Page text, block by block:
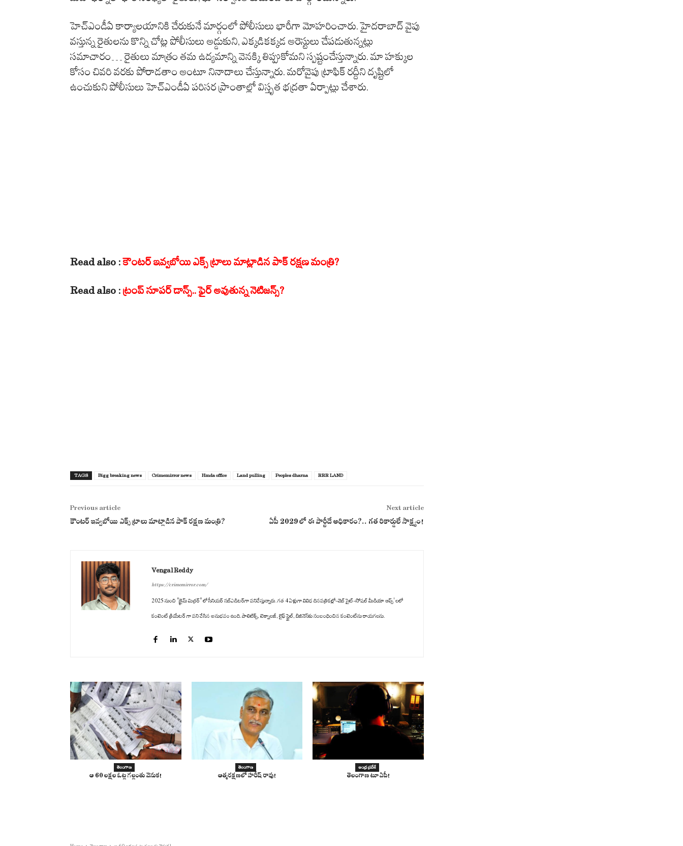
హెచ్ఎండీఏ కార్యాలయానికి చేరుకునే మార్గంలో పోలీసులు భారీగా మోహరించారు. హైదరాబాద్ వైపు
వస్తున్న రైతులను కొన్ని చోట్ల పోలీసులు అడ్డుకుని, ఎక్కడికక్కడ అరెస్టులు చేపడుతున్నట్లు
సమాచారం… రైతులు మాత్రం తమ ఉద్యమాన్ని వెనక్కి తిప్పుకోమని స్పష్టంచేస్తున్నారు. మా హక్కుల
కోసం చివరి వరకు పోరాడతాం అంటూ నినాదాలు చేస్తున్నారు. మరోవైపు ట్రాఫిక్ రద్దీని దృష్టిలో
ఉంచుకుని పోలీసులు హెచ్ఎండీఏ పరిసర ప్రాంతాల్లో విస్తృత భద్రతా ఏర్పాట్లు చేశారు.
Read also :కౌంటర్ ఇవ్వబోయి ఎక్స్ ట్రాలు మాట్లాడిన పాక్ రక్షణ మంత్రి?
Read also : ట్రంప్ సూపర్ డాన్స్.. ఫైర్ అవుతున్న నెటిజన్స్?
TAGS Bigg breaking news Crimemirror news Hmda office Land pulling Peoples dharna RRR LAND
Previous article
కౌంటర్ ఇవ్వబోయి ఎక్స్ ట్రాలు మాట్లాడిన పాక్ రక్షణ మంత్రి?
Next article
ఏపీ 2029 లో ఈ పార్టీదే అధికారం?.. గత రికార్డులే సాక్ష్యం!
Vengal Reddy
https://crimemirror.com/
2025 నుంచి "క్రైమ్ మిర్రర్" లో సీనియర్ సబ్‌ఎడిటర్‌గా పనిచేస్తున్నారు. గత 4 ఏళ్లుగా వివిధ దినపత్రికల్లో-వెబ్ సైట్-సోషల్ మీడియా ఆప్స్' లలో
కంటెంట్ క్రియేటర్ గా పని చేసిన అనుభవం ఉంది. పాలిటిక్స్‌, టెక్నాలజీ, లైఫ్‌ స్టైల్‌, బిజినెస్‌కు సంబంధించిన కంటెంట్‌ను రాయగలను.
తెలంగాణ
ఆ 60 లక్షల ఓట్ల గల్లంతు వెనుక!
తెలంగాణ
ఆత్మరక్షణలో హరీష్ రావు!
ఆంధ్ర ప్రదేశ్
తెలంగాణ టూ ఏపీ!